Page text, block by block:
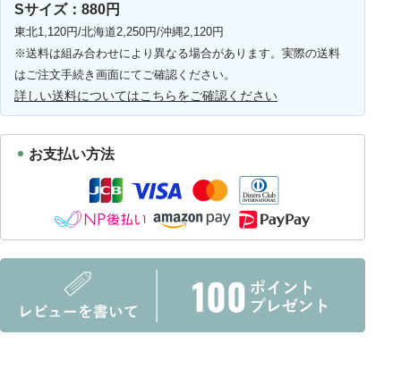
Sサイズ：880円
東北1,120円/北海道2,250円/沖縄2,120円
※送料は組み合わせにより異なる場合があります。実際の送料
はご注文手続き画面にてご確認ください。
詳しい送料についてはこちらをご確認ください
お支払い方法